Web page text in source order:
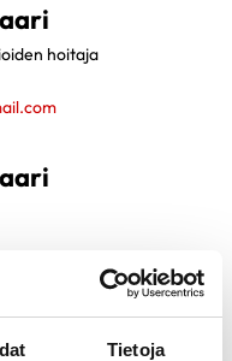
Tietoja
hoitaja